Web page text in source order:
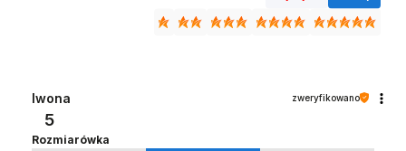
Iwona zweryfikowano
5
Rozmiarówka